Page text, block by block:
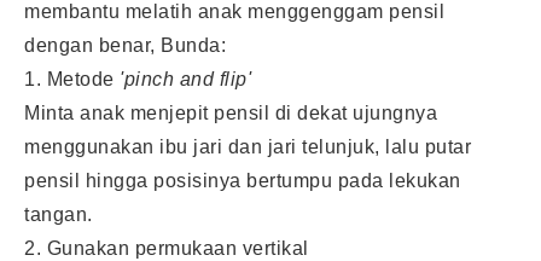
membantu melatih anak menggenggam pensil
dengan benar, Bunda:
1. Metode 'pinch and flip'
Minta anak menjepit pensil di dekat ujungnya
menggunakan ibu jari dan jari telunjuk, lalu putar
pensil hingga posisinya bertumpu pada lekukan
tangan.
2. Gunakan permukaan vertikal